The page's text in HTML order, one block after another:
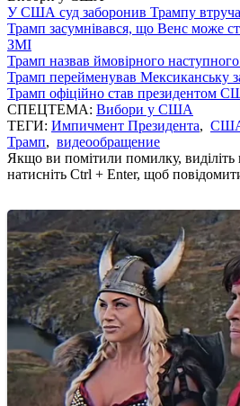
У США суд заборонив Трампу
Трамп засумнівався, що Венс може
ЗМІ
Трамп назвав ймовірного
Трамп перейменував Мексиканську
Трамп офіційно став президентом
СПЕЦТЕМА: Вибори у США
ТЕГИ: Импичмент Президента,
Трамп, видеообращение
Якщо ви помітили помилку, виділіть
натисніть Ctrl + Enter, щоб